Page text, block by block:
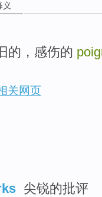
义
的，感伤的
关网页
尖锐的批评